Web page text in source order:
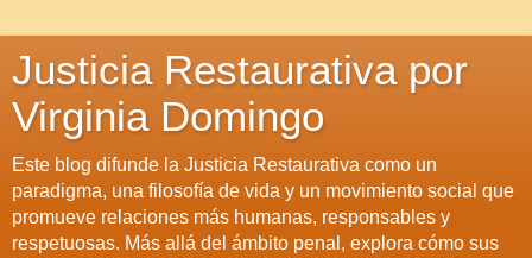
Justicia Restaurativa por
Virginia Domingo
Este blog difunde la Justicia Restaurativa como un
paradigma, una filosofía de vida y un movimiento social que
promueve relaciones más humanas, responsables y
respetuosas. Más allá del ámbito penal, explora cómo sus